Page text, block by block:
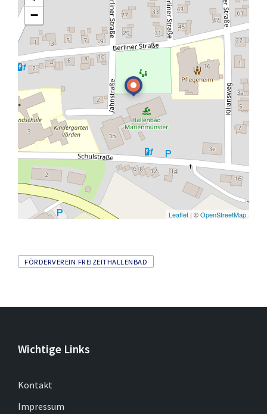
−
Leaflet | ©OpenStreetMap
Tags
FÖRDERVEREIN FREIZEITHALLENBAD
Wichtige Links
Kontakt
Impressum